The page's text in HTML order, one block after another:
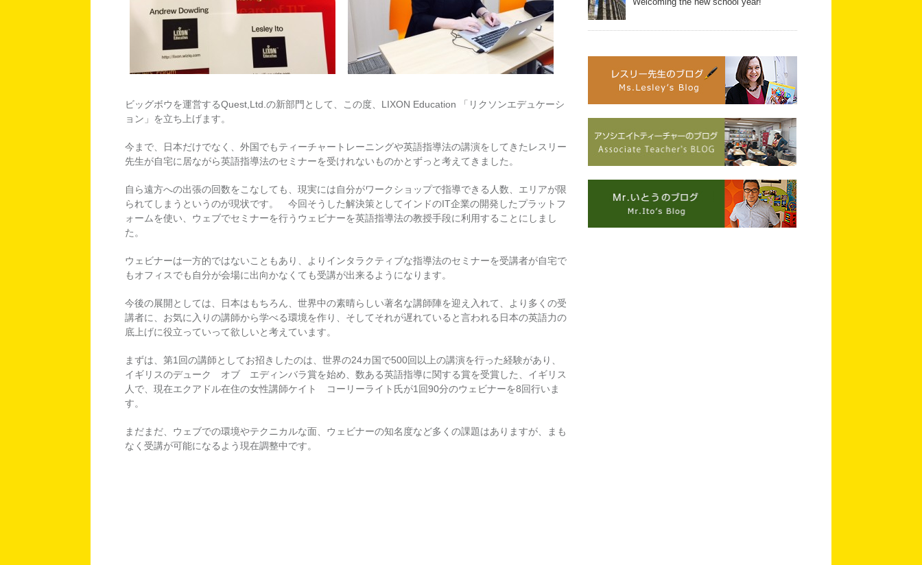
ビッグボウを運営するQuest,Ltd.の新部門として、この度、LIXON Education 「リクソンエデュケーシ
ョン」を立ち上げます。
今まで、日本だけでなく、外国でもティーチャートレーニングや英語指導法の講演をしてきたレスリー
先生が自宅に居ながら英語指導法のセミナーを受けれないものかとずっと考えてきました。
自ら遠方への出張の回数をこなしても、現実には自分がワークショップで指導できる人数、エリアが限
られてしまうというのが現状です。 今回そうした解決策としてインドのIT企業の開発したプラットフ
ォームを使い、ウェブでセミナーを行うウェビナーを英語指導法の教授手段に利用することにしまし
た。
ウェビナーは一方的ではないこともあり、よりインタラクティブな指導法のセミナーを受講者が自宅で
もオフィスでも自分が会場に出向かなくても受講が出来るようになります。
今後の展開としては、日本はもちろん、世界中の素晴らしい著名な講師陣を迎え入れて、より多くの受
講者に、お気に入りの講師から学べる環境を作り、そしてそれが遅れていると言われる日本の英語力の
底上げに役立っていって欲しいと考えています。
まずは、第1回の講師としてお招きしたのは、世界の24カ国で500回以上の講演を行った経験があり、
イギリスのデューク オブ エディンバラ賞を始め、数ある英語指導に関する賞を受賞した、イギリス
人で、現在エクアドル在住の女性講師ケイト コーリーライト氏が1回90分のウェビナーを8回行いま
す。
まだまだ、ウェブでの環境やテクニカルな面、ウェビナーの知名度など多くの課題はありますが、まも
なく受講が可能になるよう現在調整中です。